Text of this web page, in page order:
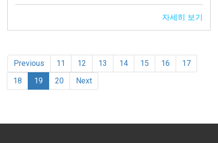
자세히 보기
Previous 11 12 13 14 15 16
17
18
19 (current)
20 Next